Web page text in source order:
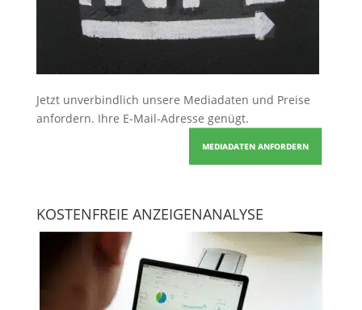
Jetzt unverbindlich unsere Mediadaten und Preise
anfordern. Ihre E-Mail-Adresse genügt.
MEDIADATEN ANFORDERN
KOSTENFREIE ANZEIGENANALYSE